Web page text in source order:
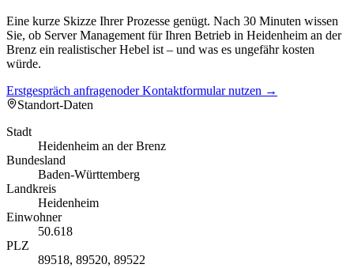
Eine kurze Skizze Ihrer Prozesse genügt. Nach 30 Minuten wissen
Sie, ob Server Management für Ihren Betrieb in Heidenheim an der
Brenz ein realistischer Hebel ist – und was es ungefähr kosten
würde.
Erstgespräch anfragenoder Kontaktformular nutzen →
Standort-Daten
Stadt
Heidenheim an der Brenz
Bundesland
Baden-Württemberg
Landkreis
Heidenheim
Einwohner
50.618
PLZ
89518, 89520, 89522